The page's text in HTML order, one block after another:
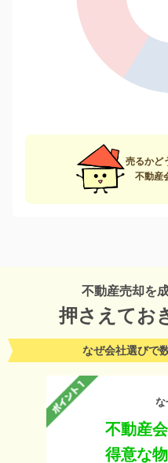
売るかど
不動産
不動産売却を
押さえてお
なぜ会社選びで
な
不動産
得意な